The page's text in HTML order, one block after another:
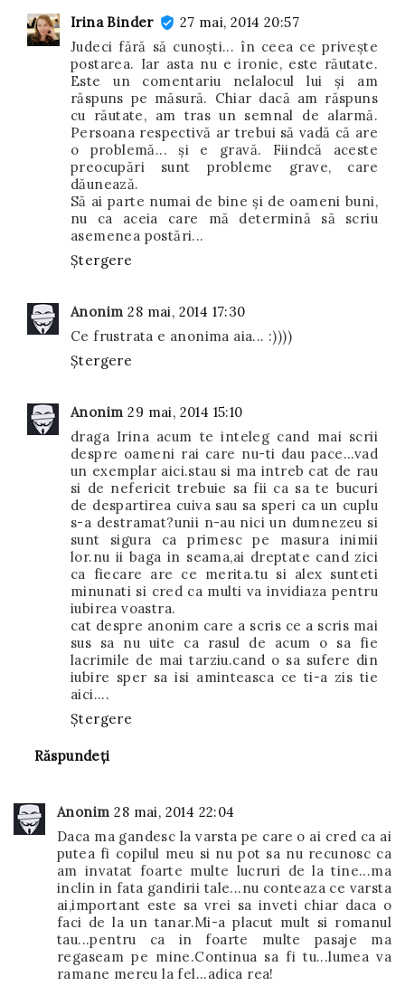
Irina Binder
27 mai, 2014 20:57
Judeci fără să cunoști... în ceea ce privește
postarea. Iar asta nu e ironie, este răutate.
Este un comentariu nelalocul lui și am
răspuns pe măsură. Chiar dacă am răspuns
cu răutate, am tras un semnal de alarmă.
Persoana respectivă ar trebui să vadă că are
o problemă... și e gravă. Fiindcă aceste
preocupări sunt probleme grave, care
dăunează.
Să ai parte numai de bine și de oameni buni,
nu ca aceia care mă determină să scriu
asemenea postări...
Ștergere
Anonim 28 mai, 2014 17:30
Ce frustrata e anonima aia... :))))
Ștergere
Anonim 29 mai, 2014 15:10
draga Irina acum te inteleg cand mai scrii
despre oameni rai care nu-ti dau pace...vad
un exemplar aici.stau si ma intreb cat de rau
si de nefericit trebuie sa fii ca sa te bucuri
de despartirea cuiva sau sa speri ca un cuplu
s-a destramat?unii n-au nici un dumnezeu si
sunt sigura ca primesc pe masura inimii
lor.nu ii baga in seama,ai dreptate cand zici
ca fiecare are ce merita.tu si alex sunteti
minunati si cred ca multi va invidiaza pentru
iubirea voastra.
cat despre anonim care a scris ce a scris mai
sus sa nu uite ca rasul de acum o sa fie
lacrimile de mai tarziu.cand o sa sufere din
iubire sper sa isi aminteasca ce ti-a zis tie
aici....
Ștergere
Răspundeți
Anonim 28 mai, 2014 22:04
Daca ma gandesc la varsta pe care o ai cred ca ai
putea fi copilul meu si nu pot sa nu recunosc ca
am invatat foarte multe lucruri de la tine...ma
inclin in fata gandirii tale...nu conteaza ce varsta
ai,important este sa vrei sa inveti chiar daca o
faci de la un tanar.Mi-a placut mult si romanul
tau...pentru ca in foarte multe pasaje ma
regaseam pe mine.Continua sa fi tu...lumea va
ramane mereu la fel...adica rea!